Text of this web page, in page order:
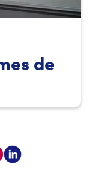
de